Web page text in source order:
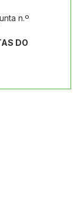
n.º
DO